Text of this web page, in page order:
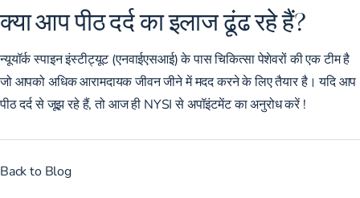
क्या आप पीठ दर्द का इलाज ढूंढ रहे हैं?
न्यूयॉर्क स्पाइन इंस्टीट्यूट (एनवाईएसआई) के पास चिकित्सा पेशेवरों की एक टीम है
जो आपको अधिक आरामदायक जीवन जीने में मदद करने के लिए तैयार है। यदि आप
पीठ दर्द से जूझ रहे हैं, तो आज ही NYSI सेअपॉइंटमेंट का अनुरोध करें!
Back to Blog